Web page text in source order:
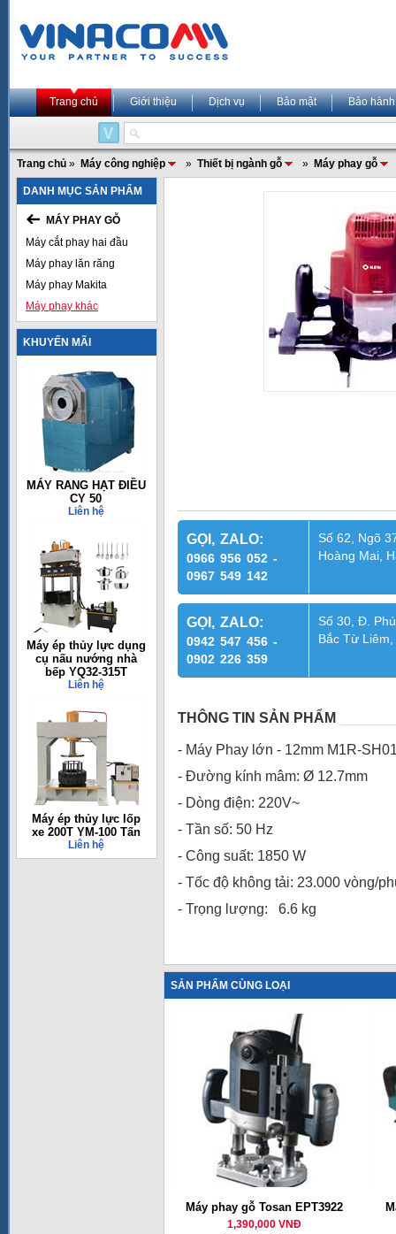
Trang chủ Giới thiệu Dịch vụ Bảo mật Bảo hành
Trang chủ » Máy công nghiệp » Thiết bị ngành gỗ » Máy phay gỗ
DANH MỤC SẢN PHẨM
MÁY PHAY GỖ
Máy cắt phay hai đầu
Máy phay lăn răng
Máy phay Makita
Máy phay khác
KHUYẾN MÃI
MÁY RANG HẠT ĐIỀU
CY 50
Liên hệ
Máy ép thủy lực dụng
cụ nấu nướng nhà
bếp YQ32-315T
Liên hệ
Máy ép thủy lực lốp
xe 200T YM-100 Tấn
Liên hệ
GỌI, ZALO:
0966 956 052 -
0967 549 142
Số 62, Ngõ
Hoàng Mai,
GỌI, ZALO:
0942 547 456 -
0902 226 359
Số 30, Đ.
Bắc Từ
THÔNG TIN SẢN PHẨM
- Máy Phay lớn - 12mm M1R-
- Đường kính mâm: Ø 12.7mm
- Dòng điện: 220V~
- Tần số: 50 Hz
- Công suất: 1850 W
- Tốc độ không tải: 23.000 vòng/
- Trọng lượng: 6.6 kg
SẢN PHẨM CÙNG LOẠI
Máy phay gỗ Tosan EPT3922
1,390,000 VNĐ